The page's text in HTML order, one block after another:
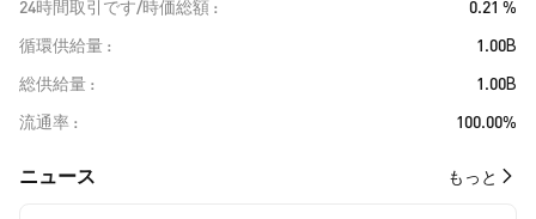
24時間取引です/時価総額
0.21 %
循環供給量
1.00B
総供給量
1.00B
流通率
100.00%
​​ニュース​​ もっと